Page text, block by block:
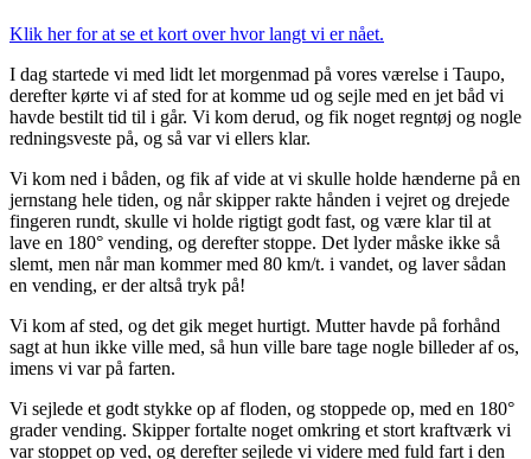
Klik her for at se et kort over hvor langt vi er nået.
I dag startede vi med lidt let morgenmad på vores værelse i Taupo,
derefter kørte vi af sted for at komme ud og sejle med en jet båd vi
havde bestilt tid til i går. Vi kom derud, og fik noget regntøj og nogle
redningsveste på, og så var vi ellers klar.
Vi kom ned i båden, og fik af vide at vi skulle holde hænderne på en
jernstang hele tiden, og når skipper rakte hånden i vejret og drejede
fingeren rundt, skulle vi holde rigtigt godt fast, og være klar til at
lave en 180° vending, og derefter stoppe. Det lyder måske ikke så
slemt, men når man kommer med 80 km/t. i vandet, og laver sådan
en vending, er der altså tryk på!
Vi kom af sted, og det gik meget hurtigt. Mutter havde på forhånd
sagt at hun ikke ville med, så hun ville bare tage nogle billeder af os,
imens vi var på farten.
Vi sejlede et godt stykke op af floden, og stoppede op, med en 180°
grader vending. Skipper fortalte noget omkring et stort kraftværk vi
var stoppet op ved, og derefter sejlede vi videre med fuld fart i den